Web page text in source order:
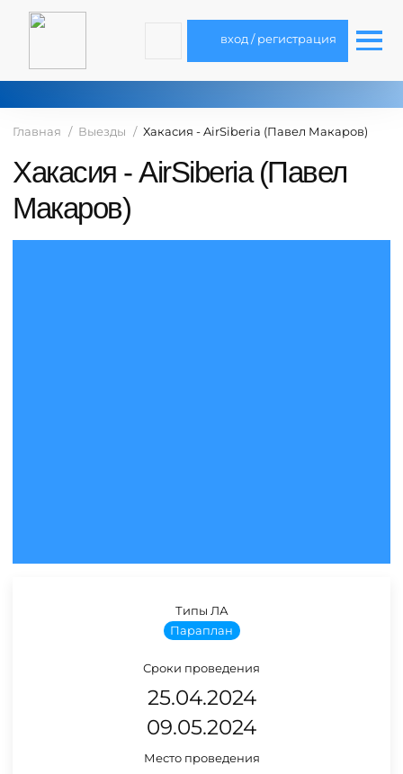
вход / регистрация
Главная Выезды Хакасия - AirSiberia (Павел Макаров)
Хакасия - AirSiberia (Павел
Макаров)
Типы ЛА
Параплан
Сроки проведения
25.04.2024
09.05.2024
Место проведения